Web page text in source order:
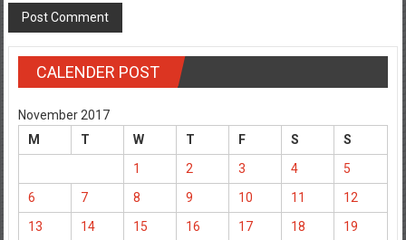
CALENDER POST
November 2017
M
T W T F S
S
1
2 3 4
5
6
7 8 9 10 11
12
13
14 15 16 17 18
19